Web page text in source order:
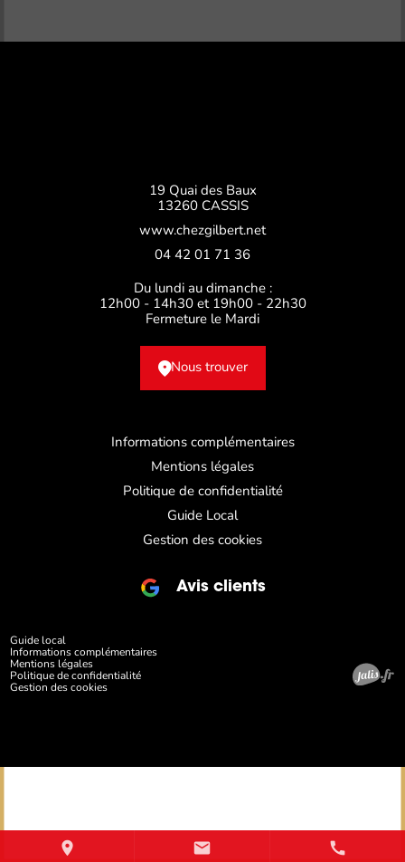
place mail call
19 Quai des Baux
13260 CASSIS
www.chezgilbert.net
04 42 01 71 36
Du lundi au dimanche :
12h00 - 14h30 et 19h00 - 22h30
Fermeture le Mardi
Nous trouver
Informations complémentaires
Mentions légales
Politique de confidentialité
Guide Local
Gestion des cookies
Avis clients
Guide local
Informations complémentaires
Mentions légales
Politique de confidentialité
Gestion des cookies